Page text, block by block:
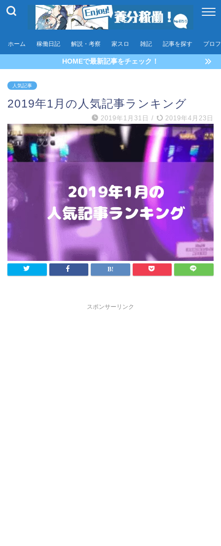
ホーム 稼働日記 解説・考察 家スロ 雑記 記事を探す プロ
HOMEで最新記事をチェック！
人気記事
2019年1月の人気記事ランキング
2019年1月31日 / 2019年4月23日
スポンサーリンク